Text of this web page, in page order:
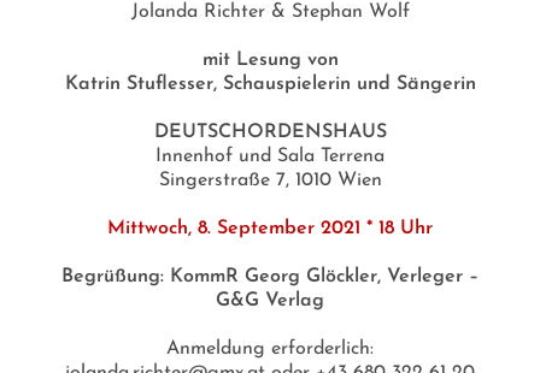
Jolanda Richter & Stephan Wolf
mit Lesung von
Katrin Stuflesser, Schauspielerin und Sängerin
DEUTSCHORDENSHAUS
Innenhof und Sala Terrena
Singerstraße 7, 1010 Wien
Mittwoch, 8. September 2021 * 18 Uhr
Begrüßung: KommR Georg Glöckler, Verleger –
G&G Verlag
Anmeldung erforderlich: